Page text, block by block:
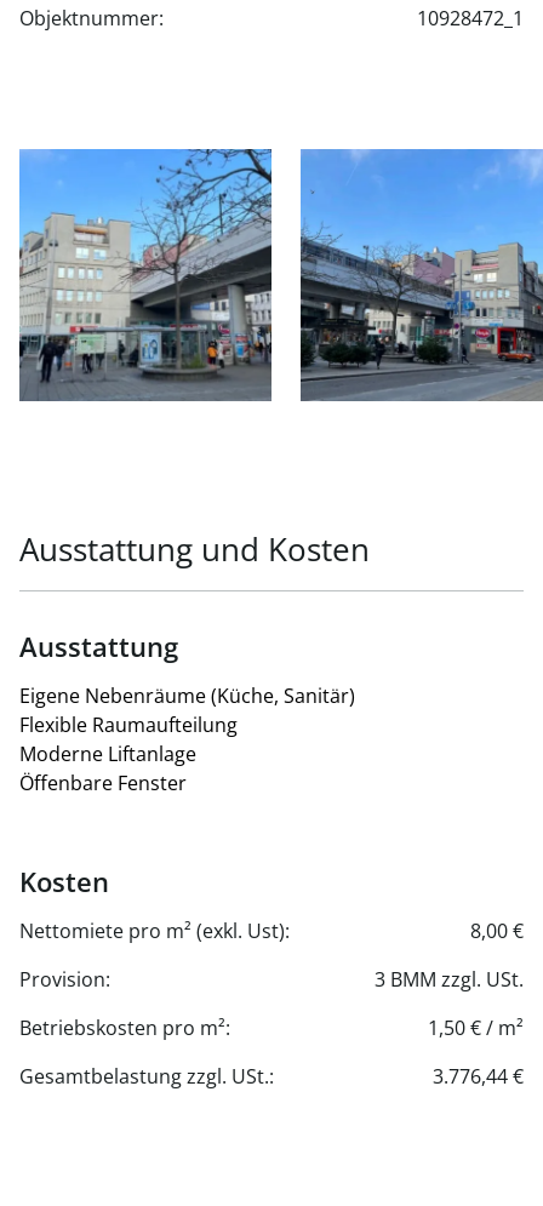
Objektnummer:
10928472_1
Ausstattung und Kosten
Ausstattung
Eigene Nebenräume (Küche, Sanitär)
Flexible Raumaufteilung
Moderne Liftanlage
Öffenbare Fenster
Kosten
Nettomiete pro m² (exkl. Ust):
8,00 €
Provision:
3 BMM zzgl. USt.
Betriebskosten pro m²:
1,50 € / m²
Gesamtbelastung zzgl. USt.:
3.776,44 €